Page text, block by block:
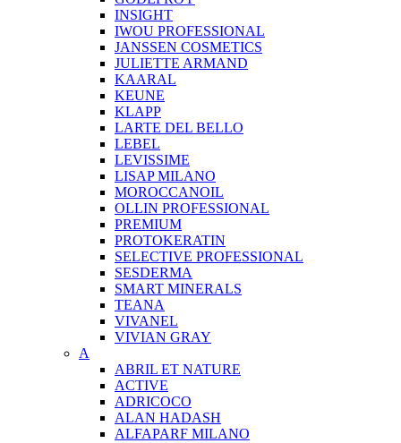
INSIGHT
IWOU PROFESSIONAL
JANSSEN COSMETICS
JULIETTE ARMAND
KAARAL
KEUNE
KLAPP
LARTE DEL BELLO
LEBEL
LEVISSIME
LISAP MILANO
MOROCCANOIL
OLLIN PROFESSIONAL
PREMIUM
PROTOKERATIN
SELECTIVE PROFESSIONAL
SESDERMA
SMART MINERALS
TEANA
VIVANEL
VIVIAN GRAY
A
ABRIL ET NATURE
ACTIVE
ADRICOCO
ALAN HADASH
ALFAPARF MILANO